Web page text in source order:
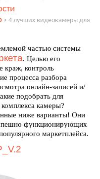
> 4 лучших видеокамеры для
частью системы
. Целью его
краж, контроль
процесса разбора
онлайн-записей и/
подобрать для
камеры?
ниже варианты! Они
функционирующих
маркетплейса.